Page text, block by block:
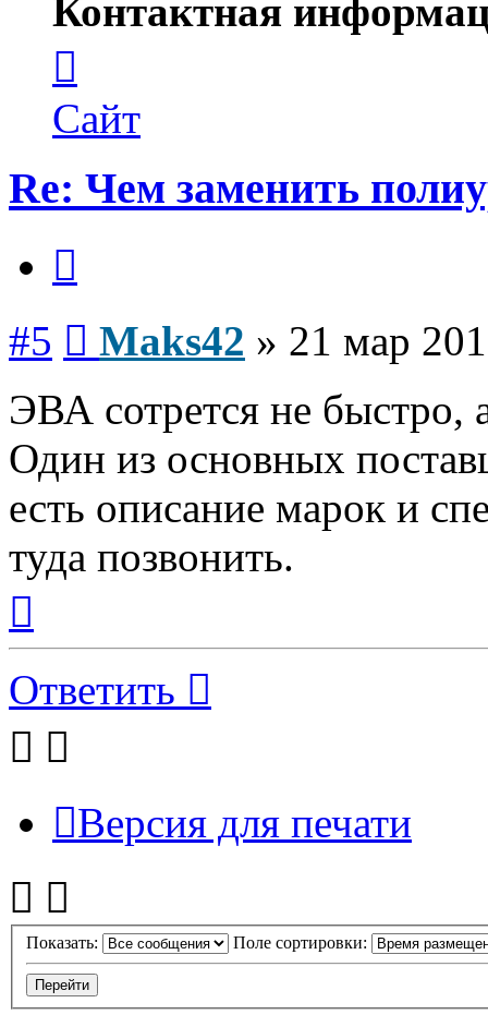
Контактная
пользователя
Maks42
Сайт
Re: Чем заменить
#5 Maks42 » 21 мар
ЭВА сотрется не быстро,
Один из основных
есть описание марок и
туда позвонить.
началу
Ответить
Версия для печати
Показать: Поле сортировки: